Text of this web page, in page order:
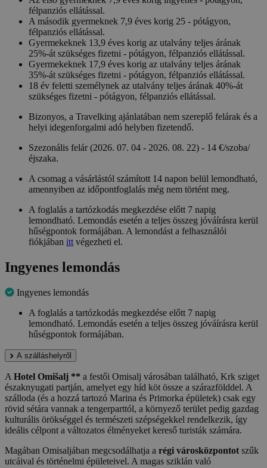
félpanziós ellátással.
A második gyermeknek 7,9 éves korig 25 - pótágyon,
félpanziós ellátással.
Gyermekeknek 13,9 éves korig az utalvány teljes árának
25%-át szükséges fizetni - pótágyon, félpanziós ellátással.
Gyermekeknek 17,9 éves korig az utalvány teljes árának
35%-át szükséges fizetni - pótágyon, félpanziós ellátással.
18 év feletti személynek az utalvány teljes árának 40%-át
szükséges fizetni - pótágyon, félpanziós ellátással.
Bizonyos, a Travelking ajánlatában nem szereplő felárak és a
helyi idegenforgalmi adó helyben fizetendő.
Szezonális felár (2026. 07. 04 - 2026. 08. 22) - 14 €/szoba/
éjszaka.
A csomag a vásárlástól számított 14 napon belül lemondható,
amennyiben az időpontfoglalás még nem történt meg.
A foglalás a tartózkodás megkezdése előtt 7 napig
lemondható. Lemondás esetén a teljes összeg jóváírásra kerül
hűségpontok formájában. A lemondást a felhasználói
fiókjában itt végezheti el.
Ingyenes lemondás
Ingyenes lemondás
A foglalás a tartózkodás megkezdése előtt 7 napig
lemondható. Lemondás esetén a teljes összeg jóváírásra kerül
hűségpontok formájában.
A szálláshelyről
A Hotel Omišalj ** a festői Omisalj városában található, Krk sziget
északnyugati partján, amelyet egy híd köt össze a szárazfölddel. A
szálloda (és a hozzá tartozó Marina és Primorka épületek) csak egy
rövid sétára vannak a tengerparttól, a környező terület pedig gazdag
kulturális örökséggel és természeti szépségekkel rendelkezik, így
ideális célpont a változatos élményeket kereső turisták számára.
Magában Omisaljában megcsodálhatja a régi városközpontot szűk
utcáival és történelmi épületeivel. A magas sziklán való